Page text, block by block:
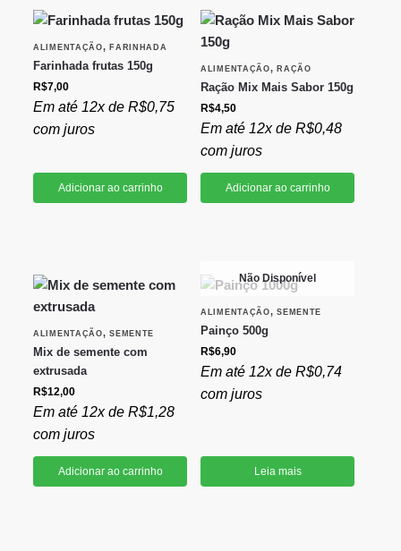
ALIMENTAÇÃO,FARINHADA
Farinhada frutas 150g
R$7,00
Em até 12x de R$0,75
com juros
Adicionar ao carrinho
ALIMENTAÇÃO,RAÇÃO
Ração Mix Mais Sabor 150g
R$4,50
Em até 12x de R$0,48
com juros
Adicionar ao carrinho
ALIMENTAÇÃO,SEMENTE
Mix de semente com
extrusada
R$12,00
Em até 12x de R$1,28
com juros
Adicionar ao carrinho
Não Disponível
ALIMENTAÇÃO,SEMENTE
Painço 500g
R$6,90
Em até 12x de R$0,74
com juros
Leia mais